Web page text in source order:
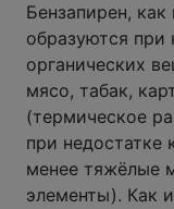
Бензапирен,
образуются
органических
мясо, табак,
(термическое
при недостатке
менее тяжёлые
элементы). Как